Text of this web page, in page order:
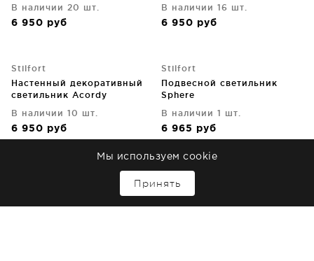
В наличии 20 шт.
6 950 руб
В наличии 16 шт.
6 950 руб
Stilfort
Настенный декоративный
светильник Acordy
В наличии 10 шт.
6 950 руб
Stilfort
Подвесной светильник
Sphere
В наличии 1 шт.
6 965 руб
Stilfort
Бра Grace
Мы используем cookie
Принять